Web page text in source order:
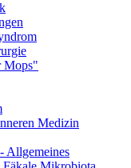
Mops"
Medizin
Allgemeines